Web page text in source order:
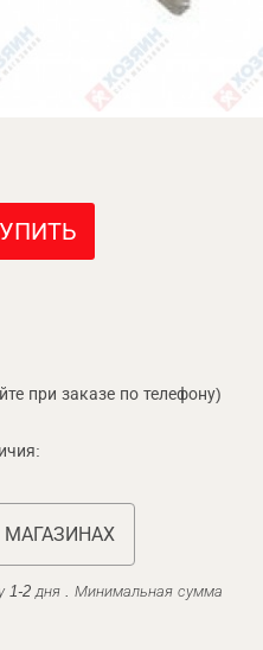
при заказе по телефону)
МАГАЗИНАХ
1-2 дня . Минимальная сумма